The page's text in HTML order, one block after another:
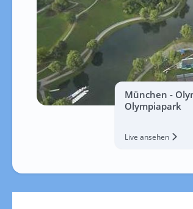
München -
Olympiapark
Live ansehen